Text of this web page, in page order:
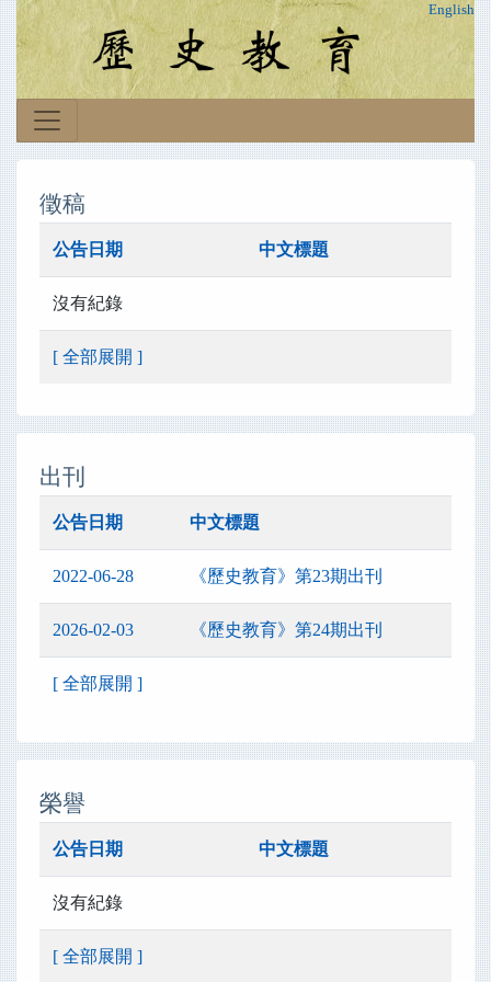
English
徵稿
公告日期 中文標題
沒有紀錄
[ 全部展開 ]
出刊
公告日期 中文標題
2022-06-28 《歷史教育》第23期出刊
2026-02-03 《歷史教育》第24期出刊
[ 全部展開 ]
榮譽
公告日期 中文標題
沒有紀錄
[ 全部展開 ]